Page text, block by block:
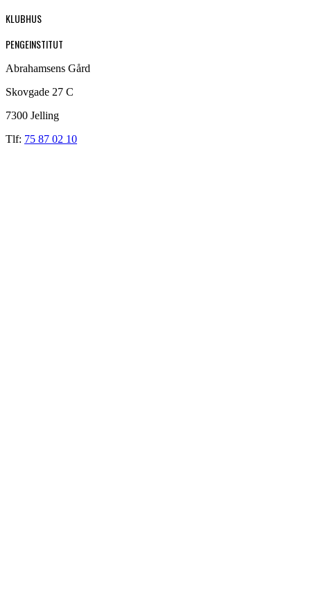
KLUBHUS
PENGEINSTITUT
Abrahamsens Gård
Skovgade 27 C
7300 Jelling
Tlf: 75 87 02 10